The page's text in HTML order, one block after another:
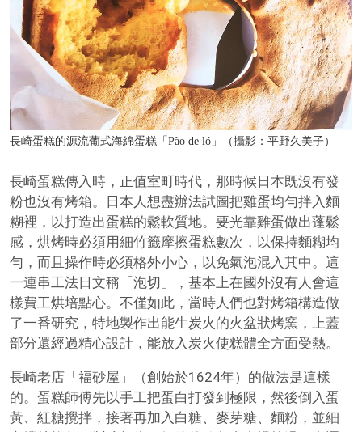
長崎蛋糕的源流葡式海綿蛋糕「Pão de ló」（攝影：平野久美子）
長崎蛋糕傳入時，正值室町時代，那時候日本既沒有發
粉也沒有烤箱。日本人想盡辦法試圖把雞蛋均勻拌入麵
糊裡，以打造出蛋糕的鬆軟質地。要光靠雞蛋做出蓬鬆
感，烘烤時必須用細竹籤摩擦蛋糕數次，以保持麵糊均
勻，而且操作時必須格外小心，以免氣泡混入其中。這
一連串工法日文稱「泡切」，基本上在國外沒有人會這
樣費工烘培點心。不僅如此，當時人們也對烤箱構造做
了一番研究，特地製作出能生炭火的火盆狀烤窯，上蓋
部分還經過精心設計，能放入炭火使糕體全方面受熱。
長崎老店「福砂屋」（創始於1624年）的做法是這樣
的。蛋糕師傅先以手工把蛋白打發到極限，然後倒入蛋
黃、紅糖攪拌，接著再加入白糖、麥芽糖、麵粉，並細